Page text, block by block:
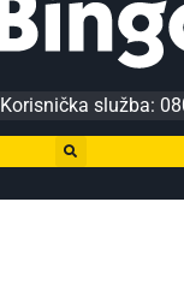
Korisnička služba: